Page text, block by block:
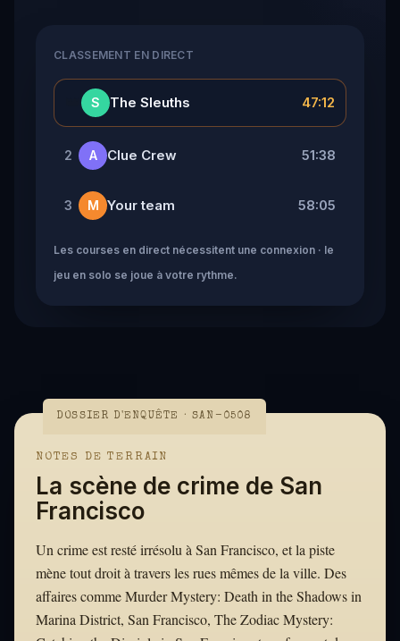
CLASSEMENT EN DIRECT
S The Sleuths 47:12
2 A Clue Crew 51:38
3 M Your team 58:05
Les courses en direct nécessitent une connexion · le
jeu en solo se joue à votre rythme.
DOSSIER D'ENQUÊTE · SAN-0508
NOTES DE TERRAIN
La scène de crime de San
Francisco
Un crime est resté irrésolu à San Francisco, et la piste
mène tout droit à travers les rues mêmes de la ville. Des
affaires comme Murder Mystery: Death in the Shadows in
Marina District, San Francisco, The Zodiac Mystery: